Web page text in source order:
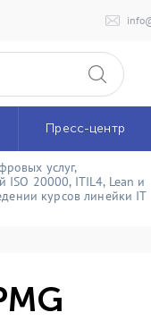
Пресс-центр
услуг,
20000, ITIL4, Lean и
курсов линейки IT